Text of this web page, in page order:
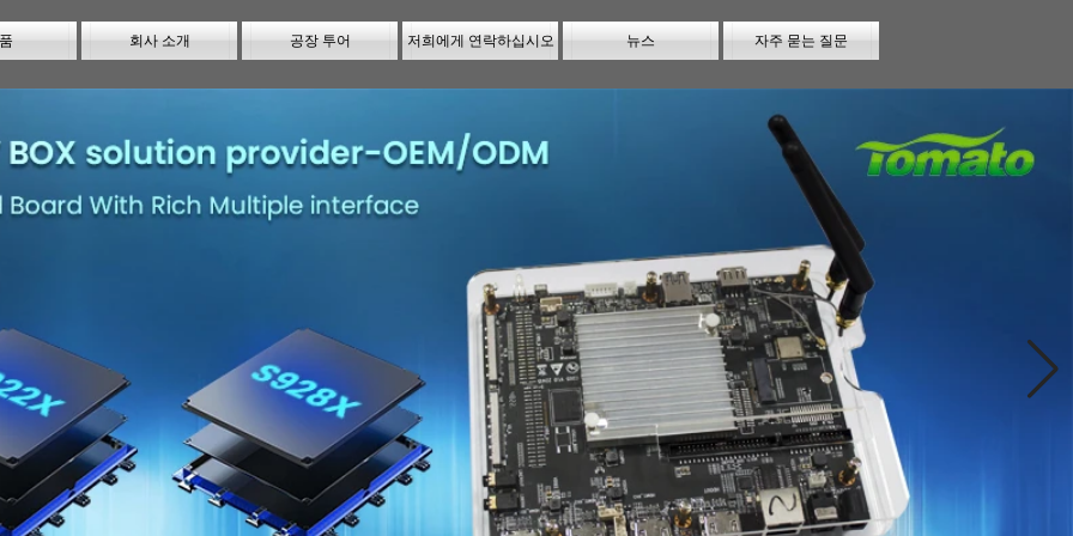
회사 소개 공장 투어 저희에게 연락하십시오 뉴스 자주 묻는 질문